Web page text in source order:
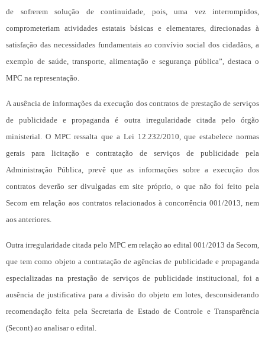
de sofrerem solução de continuidade, pois, uma vez interrompidos,
comprometeriam atividades estatais básicas e elementares, direcionadas à
satisfação das necessidades fundamentais ao convívio social dos cidadãos, a
exemplo de saúde, transporte, alimentação e segurança pública”, destaca o
MPC na representação.
A ausência de informações da execução dos contratos de prestação de serviços
de publicidade e propaganda é outra irregularidade citada pelo órgão
ministerial. O MPC ressalta que a Lei 12.232/2010, que estabelece normas
gerais para licitação e contratação de serviços de publicidade pela
Administração Pública, prevê que as informações sobre a execução dos
contratos deverão ser divulgadas em site próprio, o que não foi feito pela
Secom em relação aos contratos relacionados à concorrência 001/2013, nem
aos anteriores.
Outra irregularidade citada pelo MPC em relação ao edital 001/2013 da Secom,
que tem como objeto a contratação de agências de publicidade e propaganda
especializadas na prestação de serviços de publicidade institucional, foi a
ausência de justificativa para a divisão do objeto em lotes, desconsiderando
recomendação feita pela Secretaria de Estado de Controle e Transparência
(Secont) ao analisar o edital.